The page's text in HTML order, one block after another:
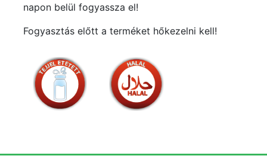
napon belül fogyassza el!
Fogyasztás előtt a terméket hőkezelni kell!